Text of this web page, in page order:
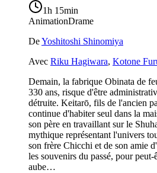
1h 15min
AnimationDrame
DeYoshitoshi Shinomiya
Avec Riku Hagiwara, Kotone
Demain, la fabrique Obinata de
330 ans, risque d'être
détruite. Keitarō, fils de l'ancien
continue d'habiter seul dans la
son père en travaillant sur le
mythique représentant l'univers
son frère Chicchi et de son amie
les souvenirs du passé, pour
aube…